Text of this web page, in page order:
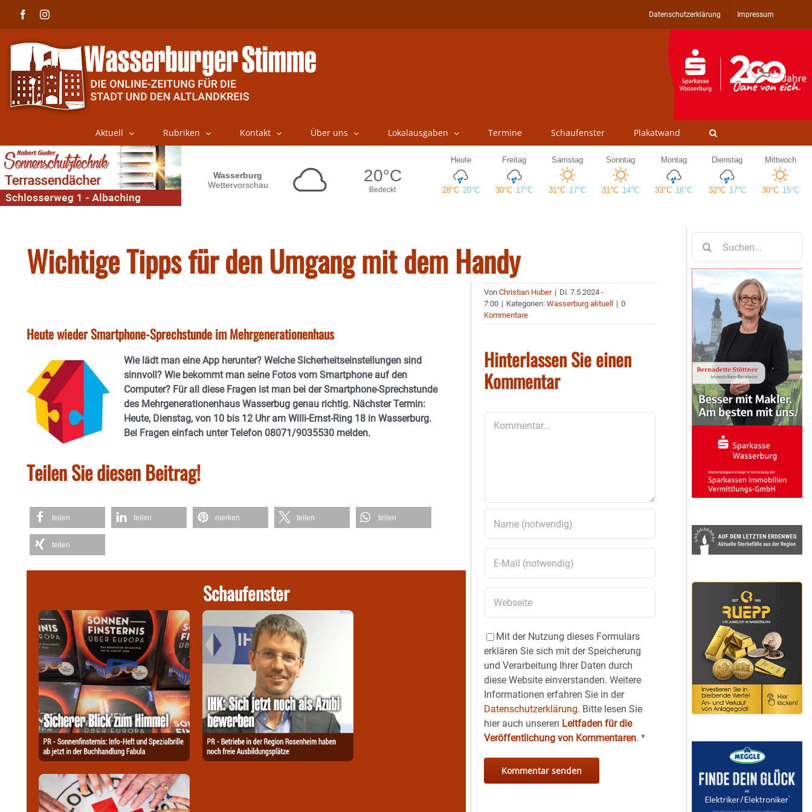
FacebookInstagram Datenschutzerklärung Impressum
Aktuell Rubriken Kontakt Über uns Lokalausgaben Termine Schaufenster Plakatwand
Wichtige Tipps für den Umgang mit dem Handy
Heute wieder Smartphone-Sprechstunde im Mehrgenerationenhaus
Wie lädt man eine App herunter? Welche Sicherheitseinstellungen sind
sinnvoll? Wie bekommt man seine Fotos vom Smartphone auf den
Computer? Für all diese Fragen ist man bei der Smartphone-Sprechstunde
des Mehrgenerationenhaus Wasserbug genau richtig. Nächster Termin:
Heute, Dienstag, von 10 bis 12 Uhr am Willi-Ernst-Ring 18 in Wasserburg.
Bei Fragen einfach unter Telefon 08071/9035530 melden.
Teilen Sie diesen Beitrag!
teilen teilen merken teilen teilen
teilen
Schaufenster
VonChristian Huber | Di. 7.5.2024 -
7:00 | Kategorien:Wasserburg aktuell | 0
Kommentare
Hinterlassen Sie einen
Kommentar
Mit der Nutzung dieses Formulars
erklären Sie sich mit der Speicherung
und Verarbeitung Ihrer Daten durch
diese Website einverstanden. Weitere
Informationen erfahren Sie in der
Datenschutzerklärung. Bitte lesen Sie
hier auch unseren Leitfaden für die
Veröffentlichung von Kommentaren.*
nach: